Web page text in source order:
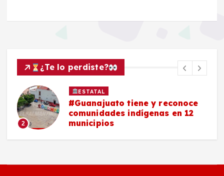
¿Te lo perdiste?
2
ESTATAL
#Guanajuato tiene y reconoce
comunidades indígenas en 12
municipios